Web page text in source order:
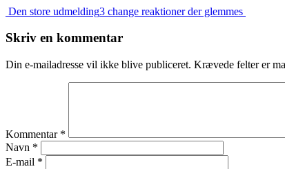
Den store udmelding3 change reaktioner der glemmes
Skriv en kommentar
Din e-mailadresse vil ikke blive publiceret. Krævede felter er
Kommentar *
Navn *
E-mail *